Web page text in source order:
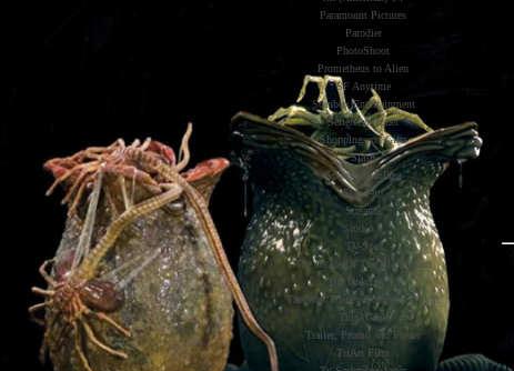
Paramount Pictures
Parodier
PhotoShoot
Prometheus to Alien
SF Anytime
Scanbox Entertainment
Serierecensioner
Shopping and Gifts
Slash
Sponsrade Inlägg
Stand-up
Streama
Studio S
TV-Spel
The Inside Of The Black Heart
The Unlucky 13
The Walt Disney Company Nordic
ThinkGeek
Trailer, Promo and Poster
TriArt Film